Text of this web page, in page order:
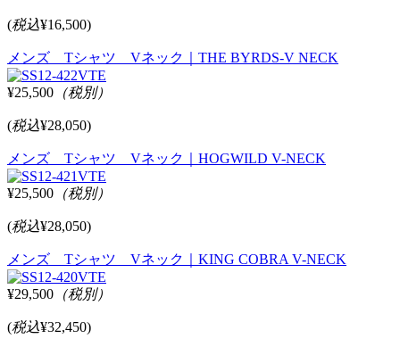
(税込¥16,500)
メンズ Tシャツ Vネック｜THE BYRDS-V NECK
¥25,500 （税別）
(税込¥28,050)
メンズ Tシャツ Vネック｜HOGWILD V-NECK
¥25,500 （税別）
(税込¥28,050)
メンズ Tシャツ Vネック｜KING COBRA V-NECK
¥29,500 （税別）
(税込¥32,450)